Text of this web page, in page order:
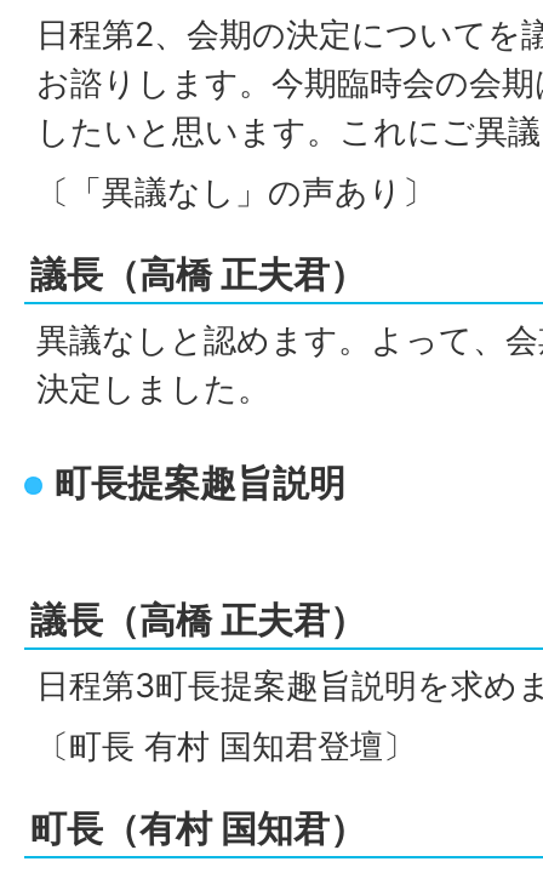
日程第2、会期の決定についてを
お諮りします。今期臨時会の会
したいと思います。これにご異
〔「異議なし」の声あり〕
議長（高橋 正夫君）
異議なしと認めます。よって、
決定しました。
町長提案趣旨説明
議長（高橋 正夫君）
日程第3町長提案趣旨説明を求め
〔町長 有村 国知君登壇〕
町長（有村 国知君）